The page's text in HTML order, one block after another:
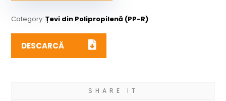
Category:Țevi din Polipropilenă (PP-R)
DESCARCĂ